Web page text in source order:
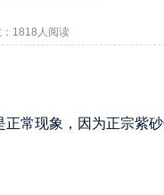
1818人阅读
常现象，因为正宗紫